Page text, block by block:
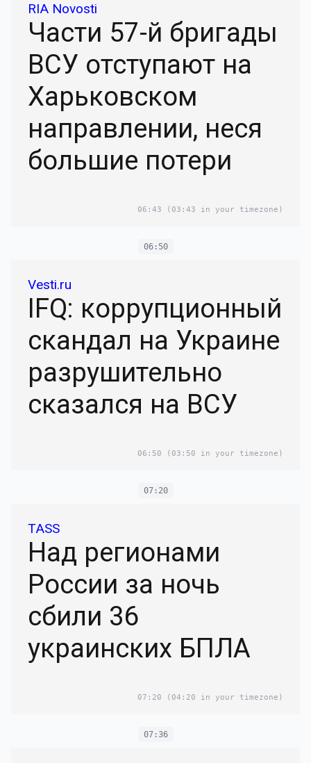
RIA Novosti
Части 57-й бригады
ВСУ отступают на
Харьковском
направлении, неся
большие потери
06:43 (03:43 in your timezone)
06:50
Vesti.ru
IFQ: коррупционный
скандал на Украине
разрушительно
сказался на ВСУ
06:50 (03:50 in your timezone)
07:20
TASS
Над регионами
России за ночь
сбили 36
украинских БПЛА
07:20 (04:20 in your timezone)
07:36